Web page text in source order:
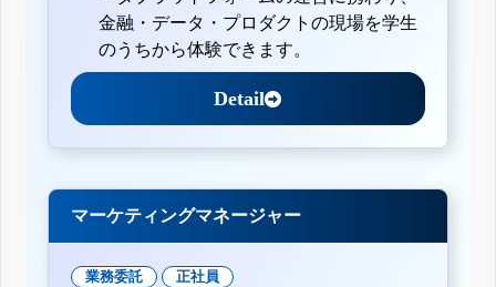
金融・データ・プロダクトの現場を学生
のうちから体験できます。
Detail
マーケティングマネージャー
業務委託 正社員